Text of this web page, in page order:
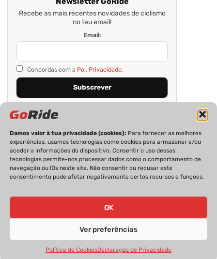
Damos valor à tua privacidade (cookies): Para fornecer as melhores
experiências, usamos tecnologias como cookies para armazenar e/ou
aceder a informações do dispositivo. Consentir o uso dessas
tecnologias permite-nos processar dados como o comportamento de
navegação ou IDs neste site. Não consentir ou recusar este
consentimento pode afetar negativamente certos recursos e funções.
OK
Ver preferências
Política de CookiesDeclaração de Privacidade
Recebe as mais recentes novidades de ciclismo
no teu email!
Email:
Concordas com a Pol. Privacidade.
PRIVACIDADE FICHA TÉCNICA
ESTATUTO EDITORIAL
GoRide 2026 | Todos os direitos reservados.